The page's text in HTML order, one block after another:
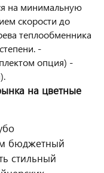
на минимальную
скорости до
теплообменника
-
опция) -
на цветные
бюджетный
стильный